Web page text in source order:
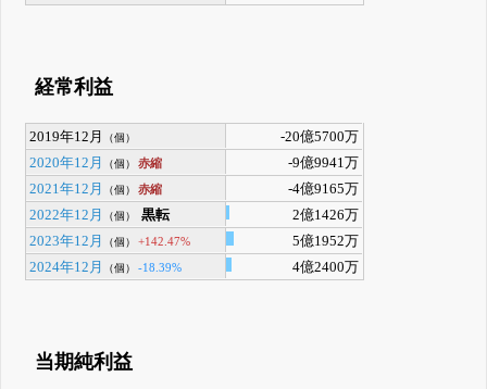
経常利益
2019年12月 （個）
-20億5700万
2020年12月
（個） 赤縮
-9億9941万
2021年12月
（個） 赤縮
-4億9165万
2022年12月
（個） 黒転
2億1426万
2023年12月
（個） +142.47%
5億1952万
2024年12月
（個） -18.39% 4億2400万
当期純利益